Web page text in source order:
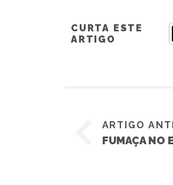
CURTA ESTE
ARTIGO
ARTIGO
FUMAÇA NO